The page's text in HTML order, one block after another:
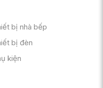
bị nhà bếp
bị đèn
kiện